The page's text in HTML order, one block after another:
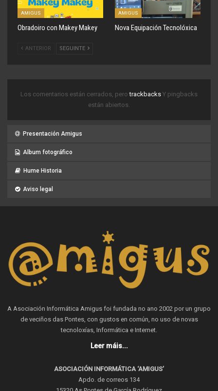
AMIGUS
Obradoiro con Makey Makey
AMIGUS
Nova Equipación Tecnolóxica
ANTERIOR SEGUINTE
Los comentarios están cerrados, perotrackbacks Y pingbacks
están abiertos.
Presentación Amigus
Album fotográfico
Hume Historia
Aviso legal
A Asociación Informática Amigus foi fundada no ano 2002 por un grupo
de veciños das Pontes, con gustos en común, no uso de novas
tecnoloxías, Informática e Internet.
Leer máis...
ASOCIACIÓN INFORMÁTICA ‘AMIGUS’
Apdo. de correos 134